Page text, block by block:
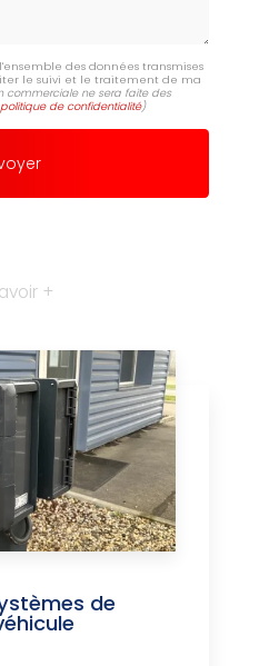
des données transmises
le suivi et le traitement de ma
commerciale ne sera faite des
politique de confidentialité)
+
de